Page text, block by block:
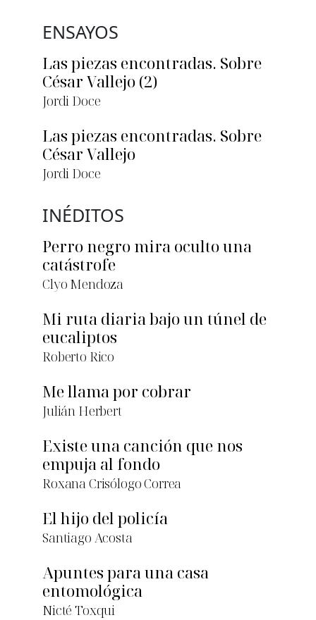
ENSAYOS
Las piezas encontradas. Sobre
César Vallejo (2)
Jordi Doce
Las piezas encontradas. Sobre
César Vallejo
Jordi Doce
INÉDITOS
Perro negro mira oculto una
catástrofe
Clyo Mendoza
Mi ruta diaria bajo un túnel de
eucaliptos
Roberto Rico
Me llama por cobrar
Julián Herbert
Existe una canción que nos
empuja al fondo
Roxana Crisólogo Correa
El hijo del policía
Santiago Acosta
Apuntes para una casa
entomológica
Nicté Toxqui